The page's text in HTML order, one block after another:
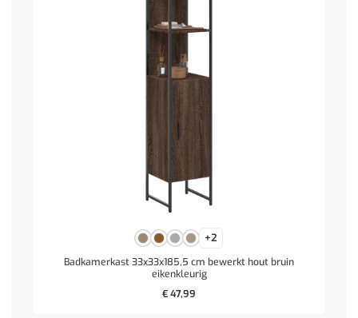
+2
Badkamerkast 33x33x185,5 cm bewerkt hout bruin
eikenkleurig
€47,99